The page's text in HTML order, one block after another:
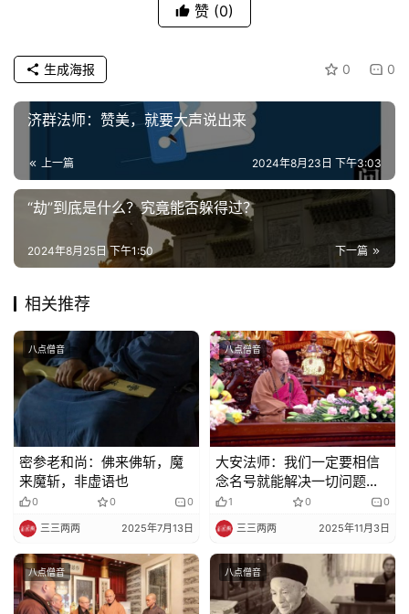
高
僧
访
谈
心
乐
提
专
公
益
善
佛
教
人
物
寺
注册
赞 (0)
0 0
生成海报
济群法师：赞美，就要大声说出来
上一篇 2024年8月23日 下午3:03
“劫”到底是什么？究竟能否躲得过？
下一篇
2024年8月25日 下午1:50
相关推荐
八点僧音
密参老和尚：佛来佛斩，魔
来魔斩，非虚语也
0 0 0
三三两两 2025年7月13日
八点僧音
大安法师：我们一定要相信
念名号就能解决一切问题
呀！
1 0 0
三三两两 2025年11月3日
八点僧音 八点僧音